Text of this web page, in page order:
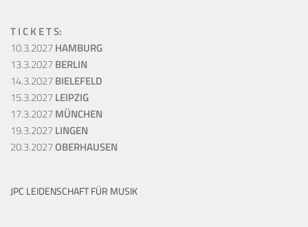
T I C K E T S:
10.3.2027HAMBURG
13.3.2027BERLIN
14.3.2027BIELEFELD
15.3.2027LEIPZIG
17.3.2027MÜNCHEN
19.3.2027LINGEN
20.3.2027OBERHAUSEN
JPC LEIDENSCHAFT FÜR MUSIK